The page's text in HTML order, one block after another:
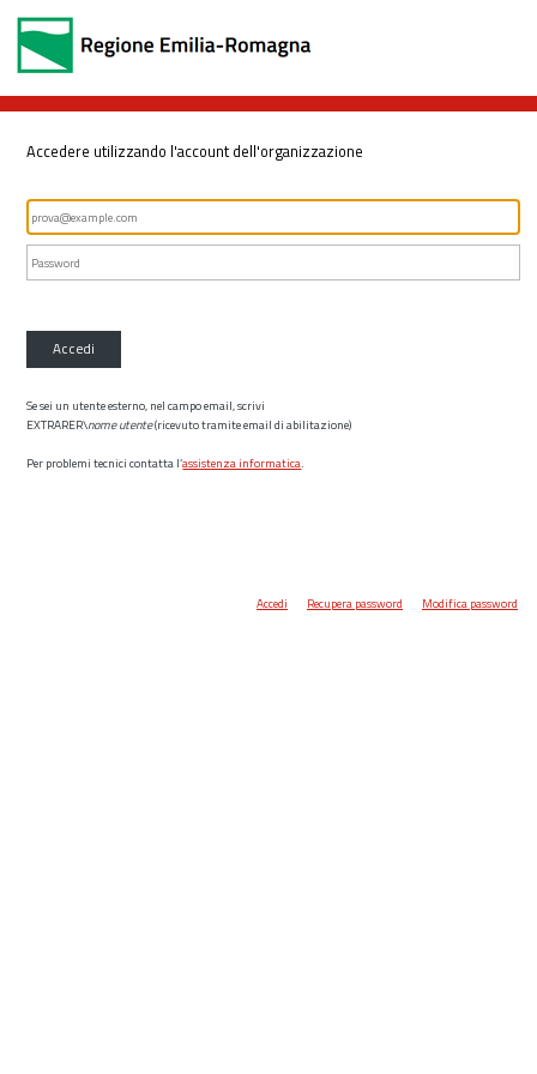
Accedere utilizzando l'account dell'organizzazione
Accedi
Se sei un utente esterno, nel campo email, scrivi
EXTRARER\nome utente(ricevuto tramite email di abilitazione)
Per problemi tecnici contatta l’assistenza informatica.
Accedi Recupera password Modifica password